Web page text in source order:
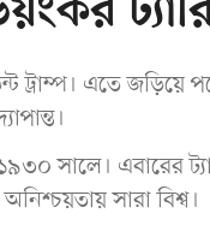
ট্রাম্প। এতে
সালে। এবারের
সারা বিশ্ব।